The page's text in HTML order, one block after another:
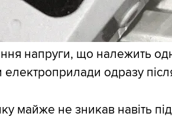
напруги, що належить
електроприлади одразу
майже не зникав навіть